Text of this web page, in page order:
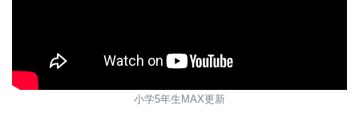
小学5年生MAX更新